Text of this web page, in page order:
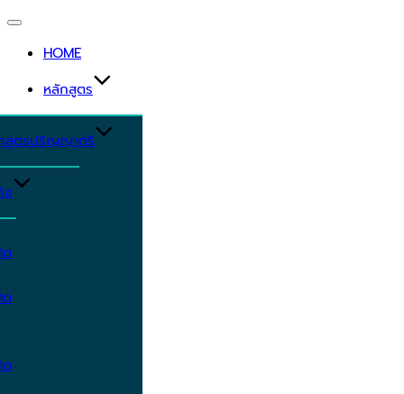
Toggle
navigation
HOME
หลักสูตร
สูตรปริญญาตรี
จ
ต
ต
ต